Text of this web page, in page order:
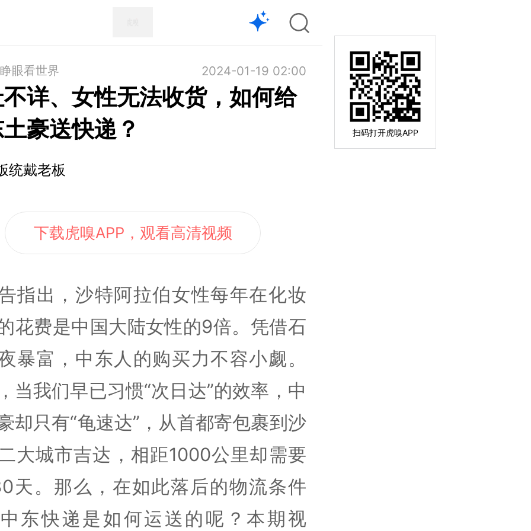
扫码打开虎嗅APP
眼看世界 2024-01-19 02:00
详、女性无法收货，如何给
豪送快递？
统戴老板
下载虎嗅APP，观看高清视频
指出，沙特阿拉伯女性每年在化妆
花费是中国大陆女性的9倍。凭借石
暴富，中东人的购买力不容小觑。
当我们早已习惯“次日达”的效率，中
却只有“龟速达”，从首都寄包裹到沙
大城市吉达，相距1000公里却需要
天。那么，在如此落后的物流条件
东快递是如何运送的呢？本期视